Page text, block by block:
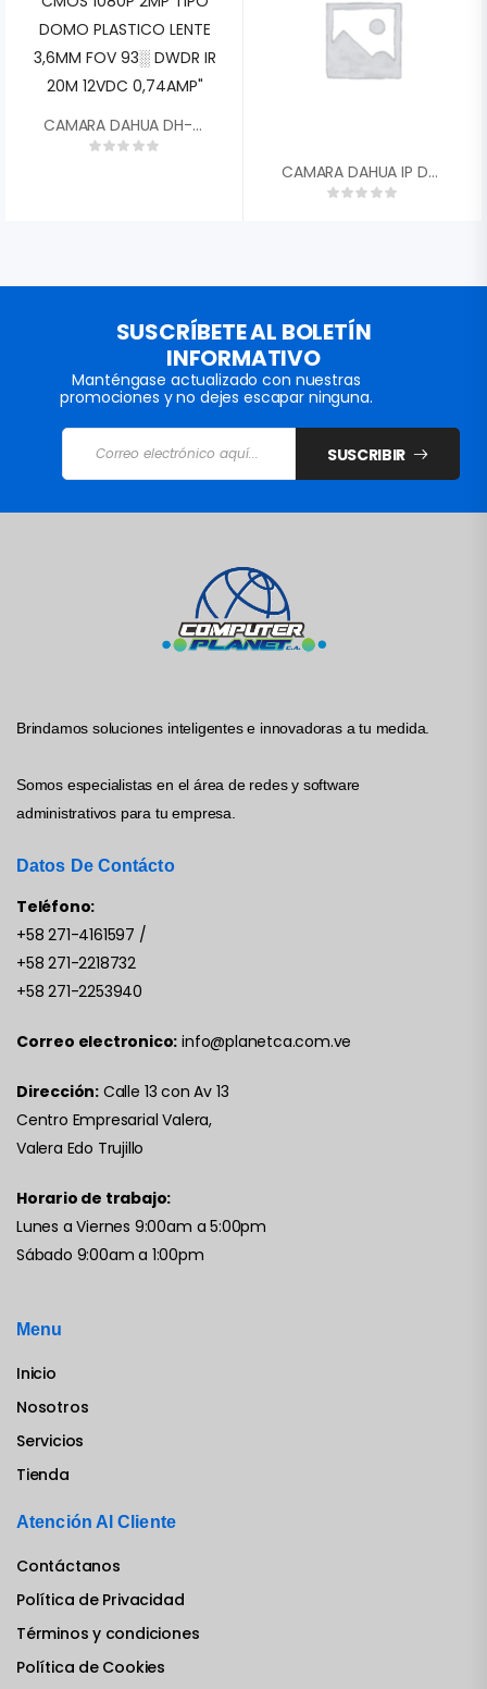
CAMARA DAHUA DH-HAC-T1A21N-0360B 4 EN 1 1/2,7 CMOS 1080P 2MP TIPO DOMO PLASTICO LENTE 3,6MM FOV 93░ DWDR IR 20M 12VDC 0,74AMP»
CAMARA DAHUA IP DOMO METALICO 2MP 30FPS 2,8MM FOV 110░ IP67 IK10 IR 30M DWDR H.265 2 IVS POE SLOT MICRO SD HASTA 256GB DH-IPC-HDBW2230EN-S-0280B-S2
SUSCRÍBETE AL BOLETÍN
INFORMATIVO
Manténgase actualizado con nuestras
promociones y no dejes escapar ninguna.
SUSCRIBIR
Brindamos soluciones inteligentes e innovadoras a tu medida.
Somos especialistas en el área de redes y software
administrativos para tu empresa.
Datos De Contácto
Teléfono:
+58 271-4161597 /
+58 271-2218732
+58 271-2253940
Correo electronico: info@planetca.com.ve
Dirección: Calle 13 con Av 13
Centro Empresarial Valera,
Valera Edo Trujillo
Horario de trabajo:
Lunes a Viernes 9:00am a 5:00pm
Sábado 9:00am a 1:00pm
Menu
Inicio
Nosotros
Servicios
Tienda
Atención Al Cliente
Contáctanos
Política de Privacidad
Términos y condiciones
Política de Cookies